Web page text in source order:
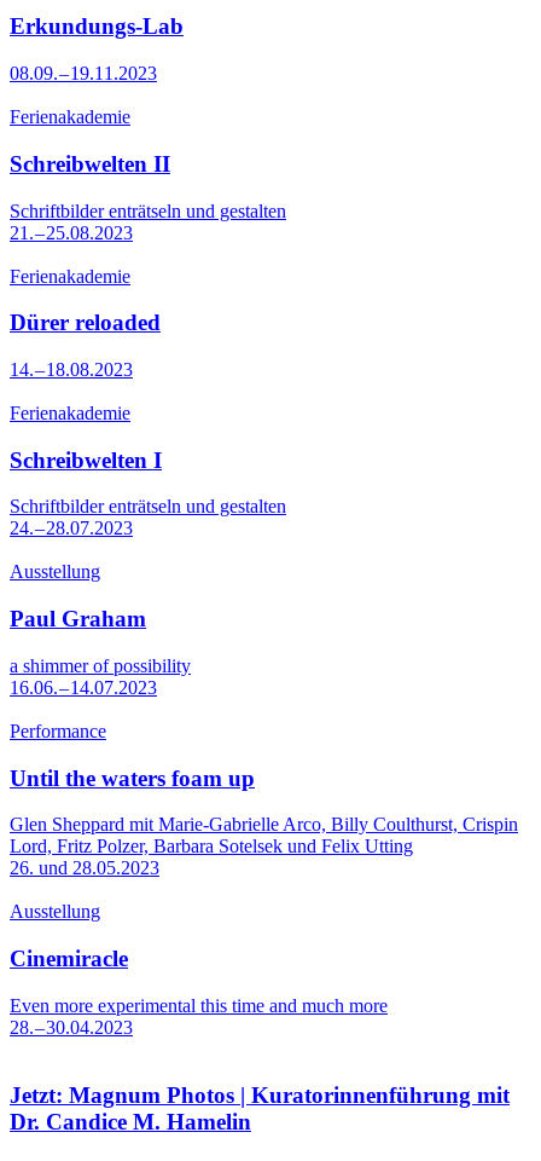
Erkundungs-Lab
08.09. – 19.11.2023
Ferienakademie
Schreibwelten II
Schriftbilder enträtseln und gestalten
21. – 25.08.2023
Ferienakademie
Dürer reloaded
14. – 18.08.2023
Ferienakademie
Schreibwelten I
Schriftbilder enträtseln und gestalten
24. – 28.07.2023
Ausstellung
Paul Graham
a shimmer of possibility
16.06. – 14.07.2023
Performance
Until the waters foam up
Glen Sheppard mit Marie-Gabrielle Arco, Billy Coulthurst, Crispin
Lord, Fritz Polzer, Barbara Sotelsek und Felix Utting
26. und 28.05.2023
Ausstellung
Cinemiracle
Even more experimental this time and much more
28. – 30.04.2023
Jetzt: Magnum Photos | Kuratorinnenführung mit
Dr. Candice M. Hamelin